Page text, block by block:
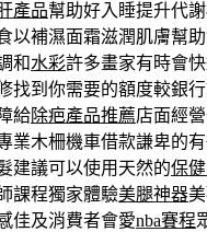
產品幫助好入睡提升代
以補濕面霜滋潤肌膚幫
和水彩許多畫家有時會
找到你需要的額度較銀
給除疤產品推薦店面經
業木柵機車借款謙卑的
建議可以使用天然的保
課程獨家體驗美腿神器
佳及消費者會愛nba賽程